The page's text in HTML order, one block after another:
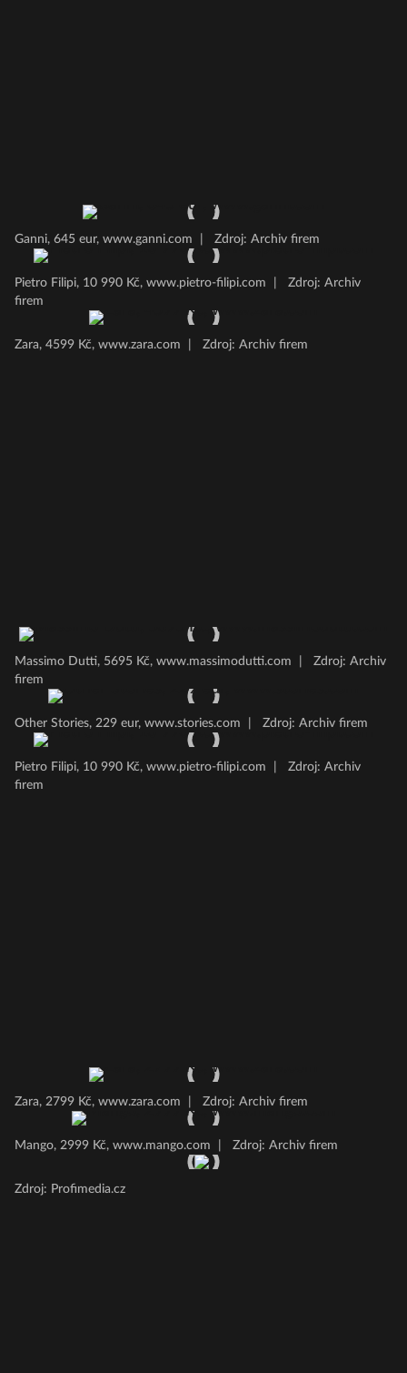
Ganni, 645 eur, www.ganni.com Zdroj: Archiv firem
Pietro Filipi, 10 990 Kč, www.pietro-filipi.com
Zdroj: Archiv
firem
Zara, 4599 Kč, www.zara.com Zdroj: Archiv firem
Massimo Dutti, 5695 Kč, www.massimodutti.com
Zdroj: Archiv
firem
Other Stories, 229 eur, www.stories.com Zdroj: Archiv firem
Pietro Filipi, 10 990 Kč, www.pietro-filipi.com
Zdroj: Archiv
firem
Zara, 2799 Kč, www.zara.com Zdroj: Archiv firem
Mango, 2999 Kč, www.mango.com Zdroj: Archiv firem
Zdroj: Profimedia.cz